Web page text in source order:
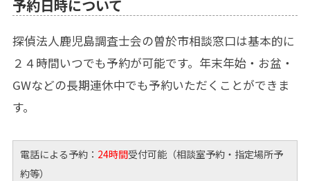
予約日時について
探偵法人鹿児島調査士会の曽於市相談窓口は基本的に
２４時間いつでも予約が可能です。年末年始・お盆・
GWなどの長期連休中でも予約いただくことができま
す。
電話による予約： 24時間受付可能（相談室予約・指定場所予
約等）